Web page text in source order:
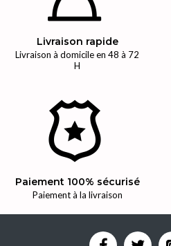
Livraison rapide
Livraison à domicile en 48 à 72
H
Paiement 100% sécurisé
Paiement à la livraison